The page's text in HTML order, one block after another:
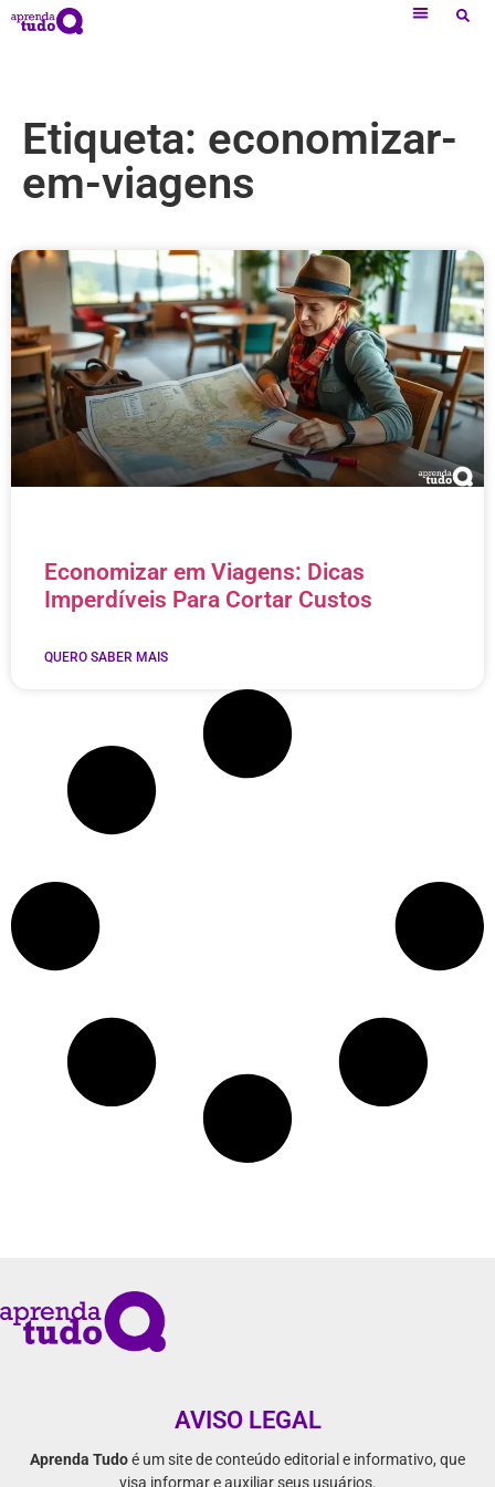
Etiqueta: economizar-
em-viagens
Economizar em Viagens: Dicas
Imperdíveis Para Cortar Custos
QUERO SABER MAIS
AVISO LEGAL
Aprenda Tudoé um site de conteúdo editorial e informativo, que